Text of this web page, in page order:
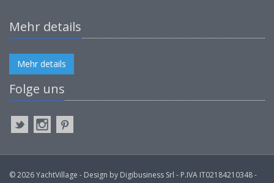
Mehr details
Mehr details
Folge uns
© 2026 YachtVillage - Design by Digibusiness Srl - P.IVA IT02184210348 -